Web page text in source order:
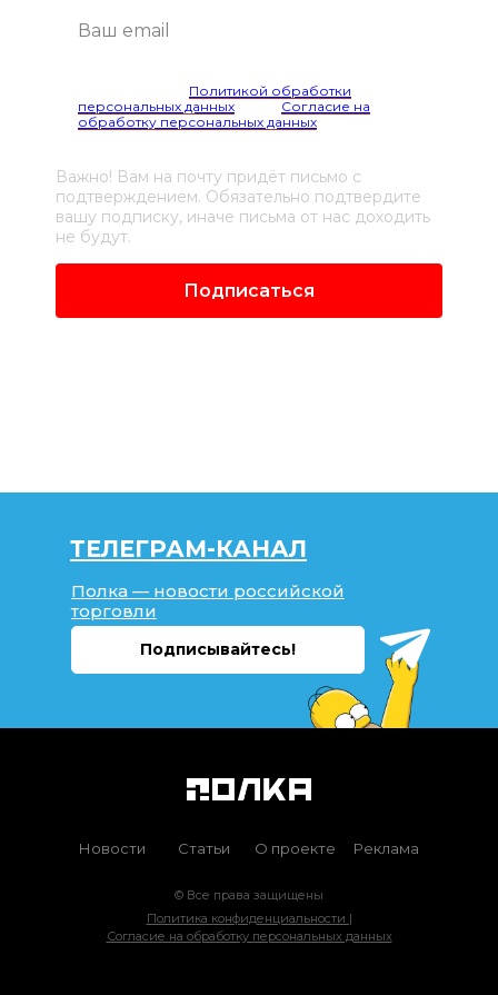
Политикой обработки
персональных данных
Согласие на
обработку персональных данных
Важно! Вам на почту придёт письмо с
подтверждением. Обязательно подтвердите
вашу подписку, иначе письма от нас доходить
не будут.
Подписаться
ТЕЛЕГРАМ-КАНАЛ
Полка — новости российской
торговли
Подписывайтесь!
© Все права защищены
Согласие на обработку персональных данных
Политика конфиденциальности |
Новости О проекте
Статьи Реклама